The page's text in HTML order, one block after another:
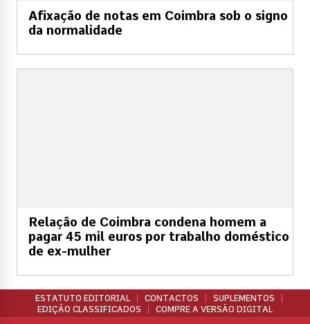
Afixação de notas em Coimbra sob o signo
da normalidade
Relação de Coimbra condena homem a
pagar 45 mil euros por trabalho doméstico
de ex-mulher
ESTATUTO EDITORIAL CONTACTOS
SUPLEMENTOS
EDIÇÃO CLASSIFICADOS
COMPRE A VERSÃO DIGITAL